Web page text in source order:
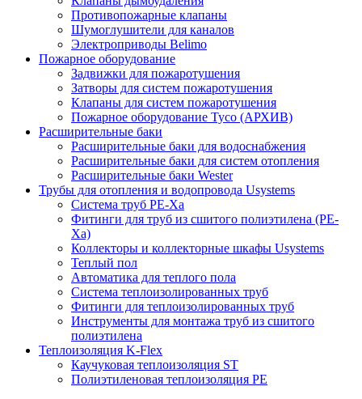
Противопожарные клапаны
Шумоглушители для каналов
Электроприводы Belimo
Пожарное оборудование
Задвижки для пожаротушения
Затворы для систем пожаротушения
Клапаны для систем пожаротушения
Пожарное оборудование Tyco (АРХИВ)
Расширительные баки
Расширительные баки для водоснабжения
Расширительные баки для систем отопления
Расширительные баки Wester
Трубы для отопления и водопровода Usystems
Система труб PE-Xa
Фитинги для труб из сшитого полиэтилена (PE-
Xa)
Коллекторы и коллекторные шкафы Usystems
Теплый пол
Автоматика для теплого пола
Система теплоизолированных труб
Фитинги для теплоизолированных труб
Инструменты для монтажа труб из сшитого
полиэтилена
Теплоизоляция K-Flex
Каучуковая теплоизоляция ST
Полиэтиленовая теплоизоляция PE